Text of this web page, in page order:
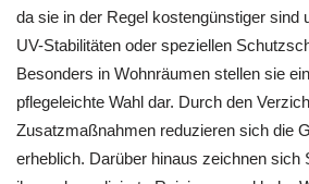
da sie in der Regel kostengünstiger sind
UV-Stabilitäten oder speziellen
Besonders in Wohnräumen stellen sie
pflegeleichte Wahl dar. Durch den
Zusatzmaßnahmen reduzieren sich die
erheblich. Darüber hinaus zeichnen sich